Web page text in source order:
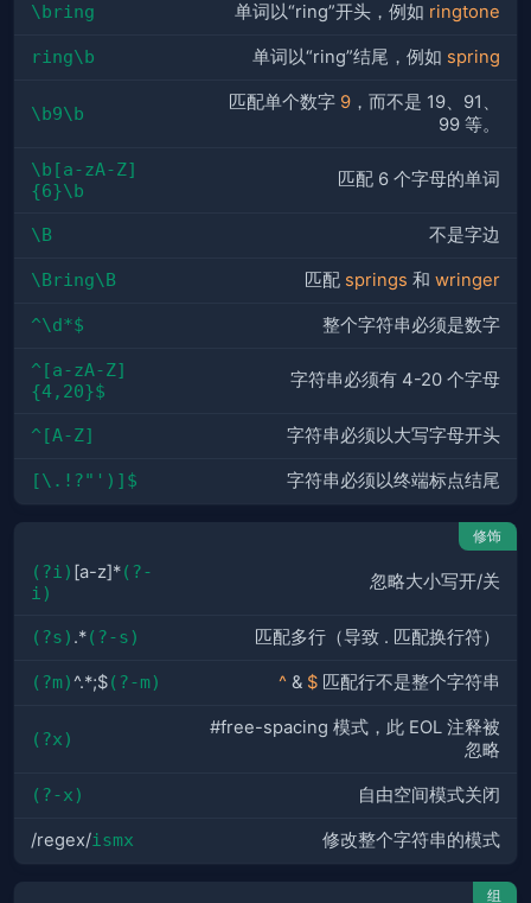
\bring 单词以“ring”开头，例如 ringtone
ring\b 单词以“ring”结尾，例如 spring
\b9\b
匹配单个数字 9 ，而不是 19、91、
99 等。
\b[a-zA-Z]
{6}\b
匹配 6 个字母的单词
\B 不是字边
\Bring\B 匹配 springs 和 wringer
^\d*$ 整个字符串必须是数字
^[a-zA-Z]
{4,20}$
字符串必须有 4-20 个字母
^[A-Z] 字符串必须以大写字母开头
[\.!?"')]$ 字符串必须以终端标点结尾
修饰
(?i) [a-z]*(?-
i)
忽略大小写开/关
(?s) .*(?-s) 匹配多行（导致 . 匹配换行符）
(?m) ^.*;$(?-m) ^ & $ 匹配行不是整个字符串
(?x)
#free-spacing 模式，此 EOL 注释被
忽略
(?-x) 自由空间模式关闭
/regex/ismx 修改整个字符串的模式
组